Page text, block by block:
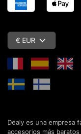
€ EUR
Dealy es una empresa
accesorios más